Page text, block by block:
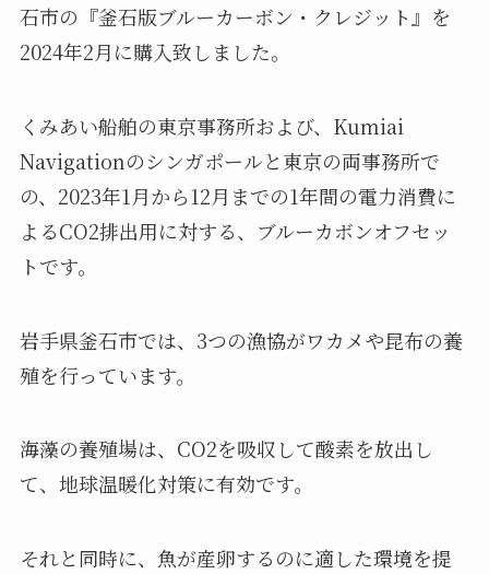
石市の『釜石版ブルーカーボン・クレジット』を
2024年2月に購入致しました。
くみあい船舶の東京事務所および、Kumiai
Navigationのシンガポールと東京の両事務所で
の、2023年1月から12月までの1年間の電力消費に
よるCO2排出用に対する、ブルーカボンオフセッ
トです。
岩手県釜石市では、3つの漁協がワカメや昆布の養
殖を行っています。
海藻の養殖場は、CO2を吸収して酸素を放出し
て、地球温暖化対策に有効です。
それと同時に、魚が産卵するのに適した環境を提